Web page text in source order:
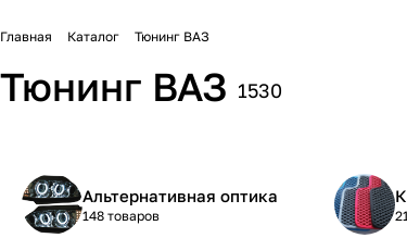
Главная Каталог Тюнинг ВАЗ
Тюнинг ВАЗ 1530
Альтернативная оптика
148 товаров